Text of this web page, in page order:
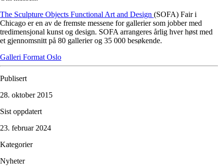
The Sculpture Objects Functional Art and Design (SOFA) Fair i
Chicago er en av de fremste messene for gallerier som jobber med
tredimensjonal kunst og design. SOFA arrangeres årlig hver høst med
et gjennomsnitt på 80 gallerier og 35 000 besøkende.
Galleri Format Oslo
Publisert
28. oktober 2015
Sist oppdatert
23. februar 2024
Kategorier
Nyheter